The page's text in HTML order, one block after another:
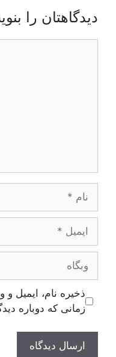
دیدگاهتان را
ایمیل
وبگاه
ذخیره نام، ایمیل
زمانی که دوباره